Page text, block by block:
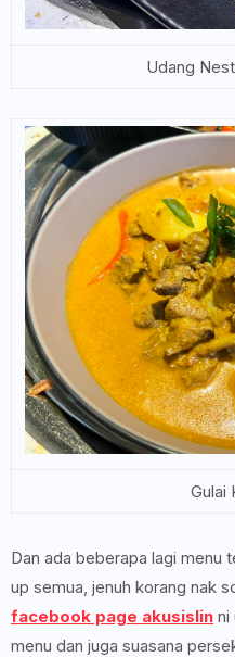
Udang
Gulai
Dan ada beberapa lagi menu
up semua, jenuh korang nak
facebook page akusislin ni
menu dan juga suasana